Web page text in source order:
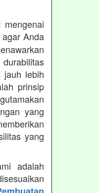
Anda
jauh lebih
prinsip
yang
yang
adalah